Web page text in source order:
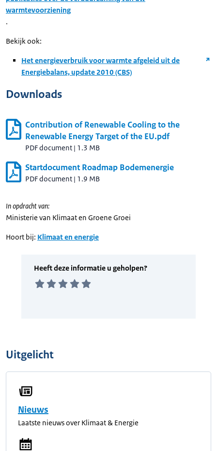
warmtevoorziening
.
Bekijk ook:
Het energieverbruik voor warmte afgeleid uit de
Energiebalans, update 2010 (CBS)
Downloads
Contribution of Renewable Cooling to the
Renewable Energy Target of the EU.pdf
PDF document | 1.3 MB
Startdocument Roadmap Bodemenergie
PDF document | 1.9 MB
In opdracht van:
Ministerie van Klimaat en Groene Groei
Hoort bij: Klimaat en energie
Uitgelicht
Nieuws
Laatste nieuws over Klimaat & Energie